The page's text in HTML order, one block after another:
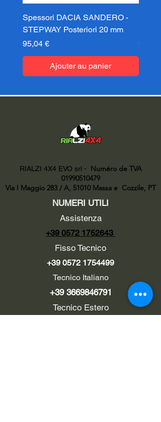
Spessori DACIA SANDERO -
STEPWAY Posteriori 20 mm
Prix
95,04 €
Ajouter au panier
Prix
95,04 €
RIALZI 4X4 EVO srl -
Numéro de TVA
01990510479
Via I Maggio 283 / A, 51010 Massa e Cozzile, PT
NUMERI UTILI
Assistenza
+39 0572 1752643
Fisso Tecnico
+39 0572 1754499
Tecnico Italiano
+39 3669846791
Tecnico Estero